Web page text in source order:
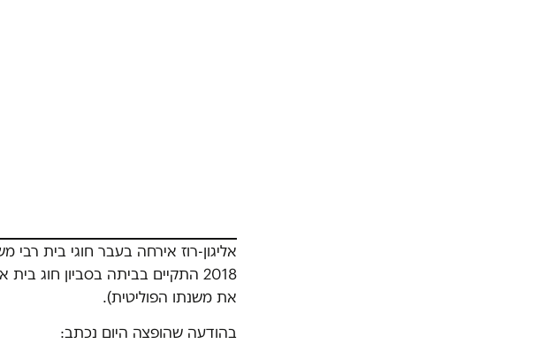
את משנתו הפוליטית).
בהודעה שהופצה היום נכתב: